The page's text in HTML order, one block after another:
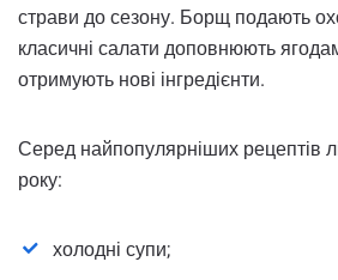
страви до сезону. Борщ подають
класичні салати доповнюють
отримують нові інгредієнти.
Серед найпопулярніших рецептів
року:
холодні супи;